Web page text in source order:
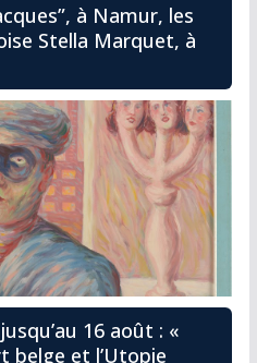
à Namur, les
Stella Marquet, à
16 août : «
belge et l’Utopie